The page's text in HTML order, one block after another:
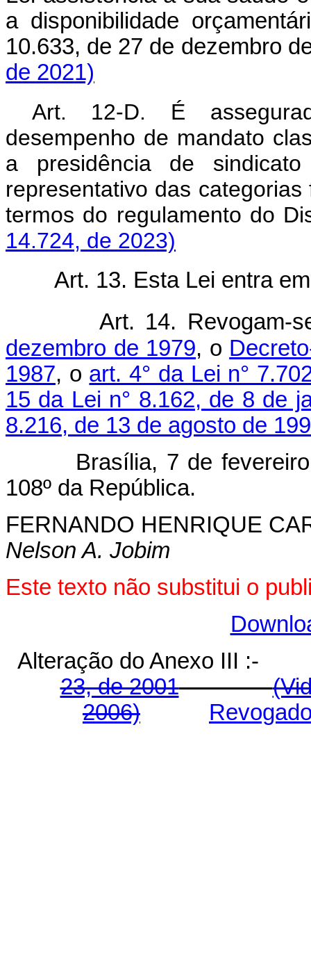
a disponibilidade
10.633, de 27 de dezembro
de 2021)
Art. 12-D. É
desempenho de mandato
a presidência de
representativo das
termos do regulamento do
14.724, de 2023)
Art. 13. Esta Lei entra
Art. 14. Revogam-
dezembro de 1979, o
1987, o art. 4° da Lei n°
15 da Lei n° 8.162, de 8 de
8.216, de 13 de agosto de
Brasília, 7 de fevereiro
108º da República.
FERNANDO HENRIQUE
Nelson A. Jobim
Este texto não substitui o
Alteração do Anexo
23, de 2001
2006)